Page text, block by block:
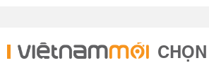
CHỌN